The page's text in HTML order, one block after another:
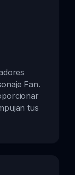
Fan.
tus